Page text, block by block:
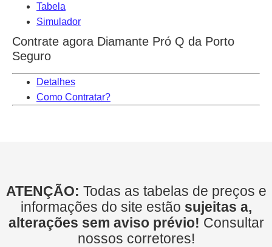
Tabela
Simulador
Contrate agora Diamante Pró Q da Porto
Seguro
Detalhes
Como Contratar?
ATENÇÃO: Todas as tabelas de preços e
informações do site estão sujeitas a,
alterações sem aviso prévio! Consultar
nossos corretores!